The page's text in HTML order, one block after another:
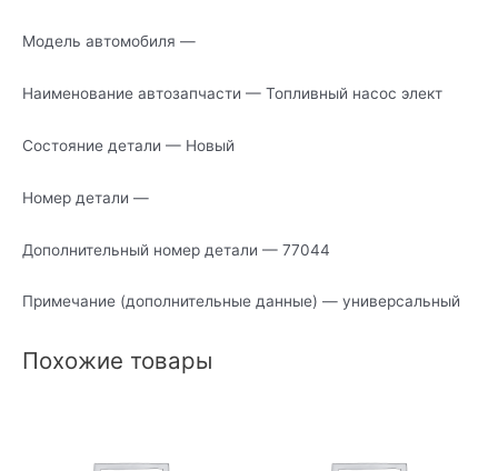
Модель автомобиля —
Наименование автозапчасти — Топливный насос элект
Состояние детали — Новый
Номер детали —
Дополнительный номер детали — 77044
Примечание (дополнительные данные) — универсальный
Похожие товары